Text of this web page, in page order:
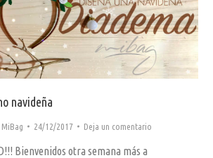
navideña
MiBag 24/12/2017 Deja un comentario
Bienvenidos otra semana más a